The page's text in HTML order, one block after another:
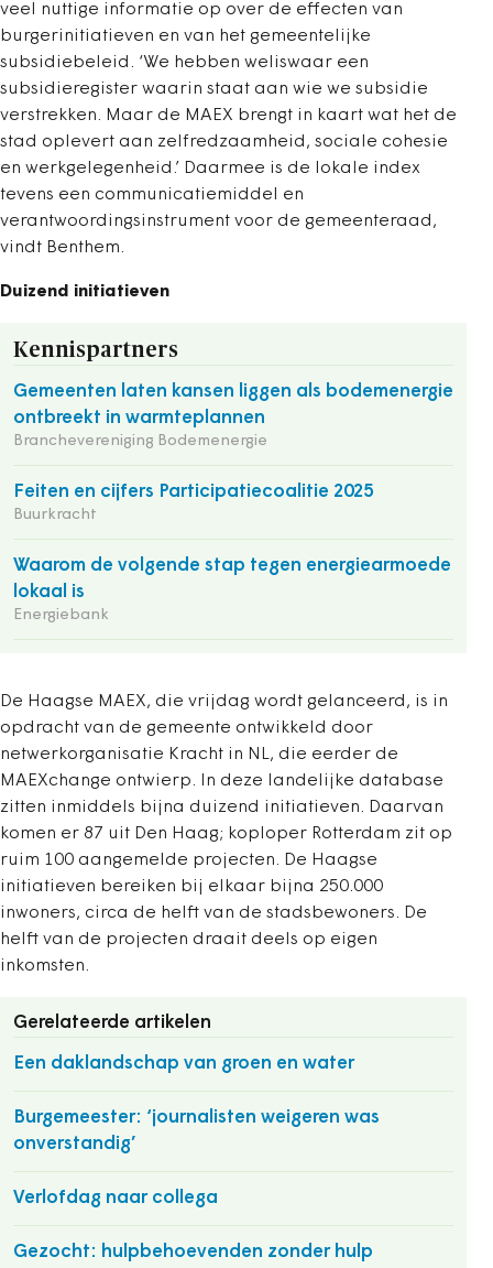
veel nuttige informatie op over de effecten van
burgerinitiatieven en van het gemeentelijke
subsidiebeleid. ‘We hebben weliswaar een
subsidieregister waarin staat aan wie we subsidie
verstrekken. Maar de MAEX brengt in kaart wat het de
stad oplevert aan zelfredzaamheid, sociale cohesie
en werkgelegenheid.’ Daarmee is de lokale index
tevens een communicatiemiddel en
verantwoordingsinstrument voor de gemeenteraad,
vindt Benthem.
Duizend initiatieven
Kennispartners
Gemeenten laten kansen liggen als bodemenergie
ontbreekt in warmteplannen
Branchevereniging Bodemenergie
Feiten en cijfers Participatiecoalitie 2025
Buurkracht
Waarom de volgende stap tegen energiearmoede
lokaal is
Energiebank
De Haagse MAEX, die vrijdag wordt gelanceerd, is in
opdracht van de gemeente ontwikkeld door
netwerkorganisatie Kracht in NL, die eerder de
MAEXchange ontwierp. In deze landelijke database
zitten inmiddels bijna duizend initiatieven. Daarvan
komen er 87 uit Den Haag; koploper Rotterdam zit op
ruim 100 aangemelde projecten. De Haagse
initiatieven bereiken bij elkaar bijna 250.000
inwoners, circa de helft van de stadsbewoners. De
helft van de projecten draait deels op eigen
inkomsten.
Gerelateerde artikelen
Een daklandschap van groen en water
Burgemeester: ‘journalisten weigeren was
onverstandig’
Verlofdag naar collega
Gezocht: hulpbehoevenden zonder hulp